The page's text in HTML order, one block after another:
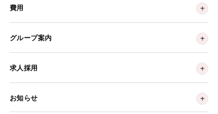
費用
グループ案内
求人採用
お知らせ